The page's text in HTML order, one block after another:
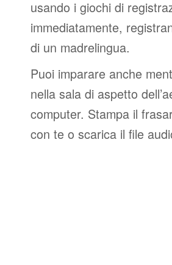
usando i giochi di
immediatamente,
di un madrelingua.
Puoi imparare anche
nella sala di aspetto
computer. Stampa il
con te o scarica il file